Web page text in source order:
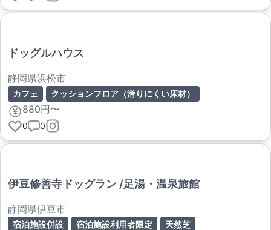
ドッグルハウス
静岡県浜松市
カフェ クッションフロア（滑りにくい床材）
880円〜
0 0
伊豆修善寺ドッグラン /足湯・温泉旅館
静岡県伊豆市
宿泊施設併設 宿泊施設利用者限定 天然芝